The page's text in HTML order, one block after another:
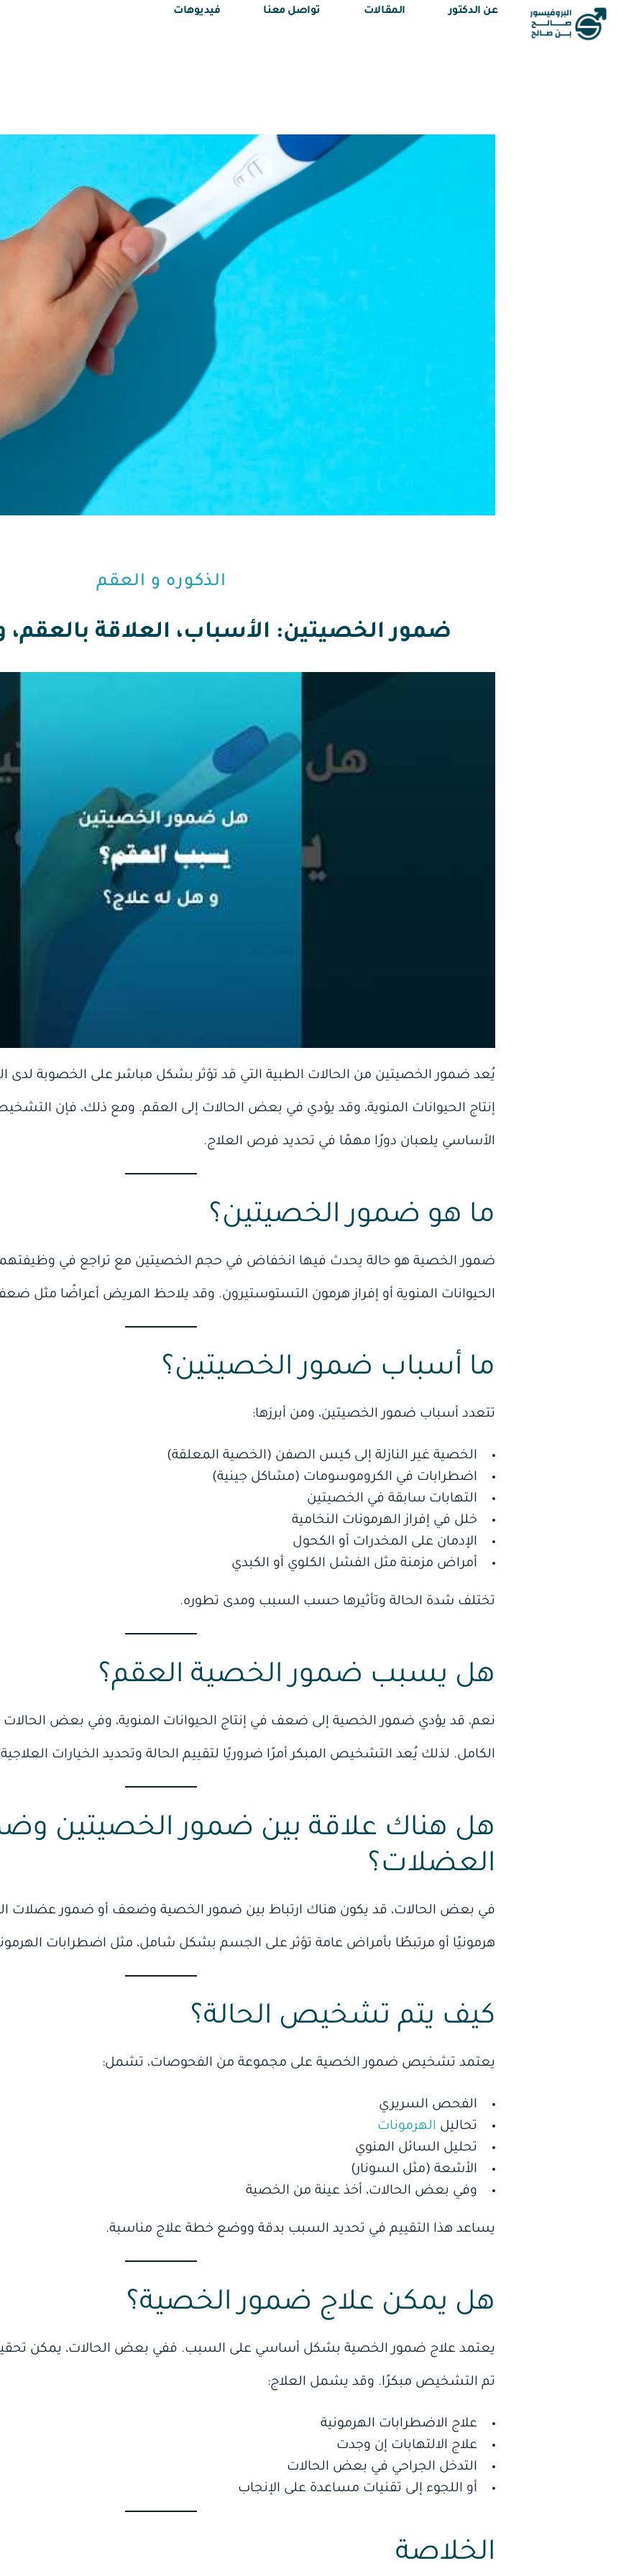
عن الدكتور المقالات تواصل معنا فيديوهات
الذكوره و العقم⁩
ضمور الخصيتين: الأسباب، العلاقة بالعقم،
يُعد ضمور الخصيتين من الحالات الطبية التي قد تؤثر بشكل مباشر على الخصوبة لدى
إنتاج الحيوانات المنوية، وقد يؤدي في بعض الحالات إلى العقم. ومع ذلك، فإن
الأساسي يلعبان دورًا مهمًا في تحديد فرص العلاج.
ما هو ضمور الخصيتين؟
ضمور الخصية هو حالة يحدث فيها انخفاض في حجم الخصيتين مع تراجع في
الحيوانات المنوية أو إفراز هرمون التستوستيرون. وقد يلاحظ المريض أعراضًا مثل
ما أسباب ضمور الخصيتين؟
تتعدد أسباب ضمور الخصيتين، ومن أبرزها:
الخصية غير النازلة إلى كيس الصفن (الخصية المعلقة)
اضطرابات في الكروموسومات (مشاكل جينية)
التهابات سابقة في الخصيتين
خلل في إفراز الهرمونات النخامية
الإدمان على المخدرات أو الكحول
أمراض مزمنة مثل الفشل الكلوي أو الكبدي
تختلف شدة الحالة وتأثيرها حسب السبب ومدى تطوره.
هل يسبب ضمور الخصية العقم؟
نعم، قد يؤدي ضمور الخصية إلى ضعف في إنتاج الحيوانات المنوية، وفي بعض الحالات
الكامل. لذلك يُعد التشخيص المبكر أمرًا ضروريًا لتقييم الحالة وتحديد الخيارات
هل هناك علاقة بين ضمور الخصيتين
العضلات؟
في بعض الحالات، قد يكون هناك ارتباط بين ضمور الخصية وضعف أو ضمور عضلات
هرمونيًا أو مرتبطًا بأمراض عامة تؤثر على الجسم بشكل شامل، مثل اضطرابات
كيف يتم تشخيص الحالة؟
يعتمد تشخيص ضمور الخصية على مجموعة من الفحوصات، تشمل:
الفحص السريري
تحاليل الهرمونات
تحليل السائل المنوي
الأشعة (مثل السونار)
وفي بعض الحالات، أخذ عينة من الخصية
يساعد هذا التقييم في تحديد السبب بدقة ووضع خطة علاج مناسبة.
هل يمكن علاج ضمور الخصية؟
يعتمد علاج ضمور الخصية بشكل أساسي على السبب. ففي بعض الحالات، يمكن تحقيق
تم التشخيص مبكرًا. وقد يشمل العلاج:
علاج الاضطرابات الهرمونية
علاج الالتهابات إن وجدت
التدخل الجراحي في بعض الحالات
أو اللجوء إلى تقنيات مساعدة على الإنجاب
الخلاصة